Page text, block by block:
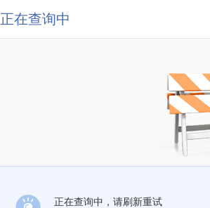
正在查询中
正在查询中，请刷新重试